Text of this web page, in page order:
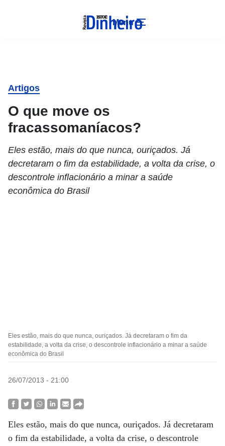
Menu
Artigos
O que move os
fracassomaníacos?
Eles estão, mais do que nunca, ouriçados. Já
decretaram o fim da estabilidade, a volta da crise, o
descontrole inflacionário a minar a saúde
econômica do Brasil
Eles estão, mais do que nunca, ouriçados. Já decretaram o fim da
estabilidade, a volta da crise, o descontrole inflacionário a minar a saúde
econômica do Brasil
26/07/2013 - 21:00
Eles estão, mais do que nunca, ouriçados. Já decretaram
o fim da estabilidade, a volta da crise, o descontrole